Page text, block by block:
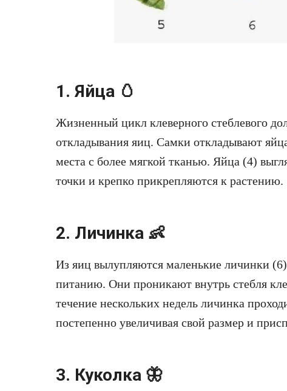
1. Яйца 🥚
Жизненный цикл клеверного стеблевого
откладывания яиц. Самки откладывают
места с более мягкой тканью. Яйца (4)
точки и крепко прикрепляются к растению.
2. Личинка 👶
Из яиц вылупляются маленькие личинки
питанию. Они проникают внутрь стебля
течение нескольких недель личинка
постепенно увеличивая свой размер и
3. Куколка 🦋